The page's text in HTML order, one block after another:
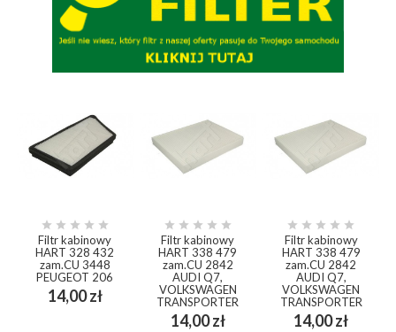
    
Filtr kabinowy
HART 328 432
zam.CU 3448
PEUGEOT 206
14,00 złCena
    
Filtr kabinowy
HART 338 479
zam.CU 2842
AUDI Q7,
VOLKSWAGEN
TRANSPORTER
14,00 złCena
    
Filtr kabinowy
HART 338 479
zam.CU 2842
AUDI Q7,
VOLKSWAGEN
TRANSPORTER
14,00 złCena